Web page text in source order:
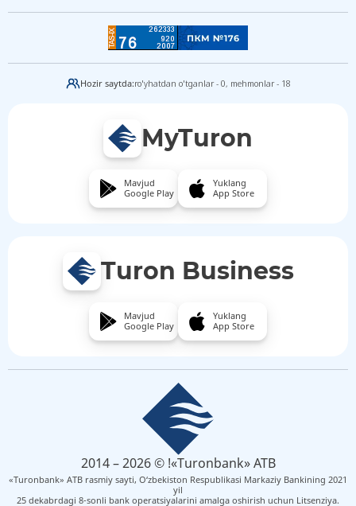
Hozir saytda:ro'yhatdan o'tganlar - 0, mehmonlar - 18
MyTuron
Mavjud
Google Play
Yuklang
App Store
Turon Business
Mavjud
Google Play
Yuklang
App Store
2014 – 2026 © !«Turonbank» ATB
«Turonbank» ATB rasmiy sayti, O‘zbekiston Respublikasi Markaziy Bankining 2021
yil
25 dekabrdagi 8-sonli bank operatsiyalarini amalga oshirish uchun Litsenziya.